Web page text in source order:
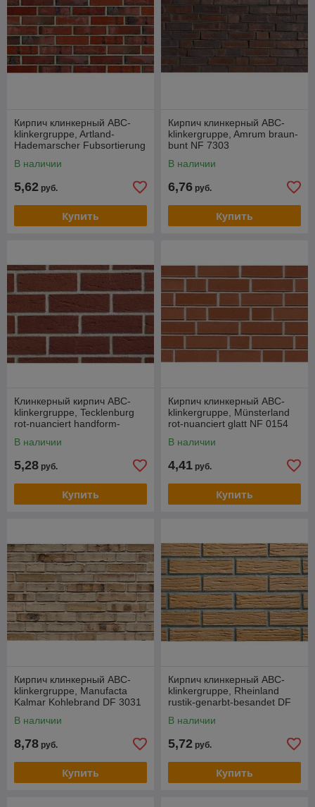
Кирпич клинкерный ABC-
klinkergruppe, Artland-
Hademarscher Fubsortierung
В наличии
5,62 руб.
Купить
Кирпич клинкерный ABC-
klinkergruppe, Amrum braun-
bunt NF 7303
В наличии
6,76 руб.
Купить
Клинкерный кирпич ABC-
klinkergruppe, Tecklenburg
rot-nuanciert handform-
В наличии
5,28 руб.
Купить
Кирпич клинкерный ABC-
klinkergruppe, Münsterland
rot-nuanciert glatt NF 0154
В наличии
4,41 руб.
Купить
Кирпич клинкерный ABC-
klinkergruppe, Manufacta
Kalmar Kohlebrand DF 3031
В наличии
8,78 руб.
Купить
Кирпич клинкерный ABC-
klinkergruppe, Rheinland
rustik-genarbt-besandet DF
В наличии
5,72 руб.
Купить